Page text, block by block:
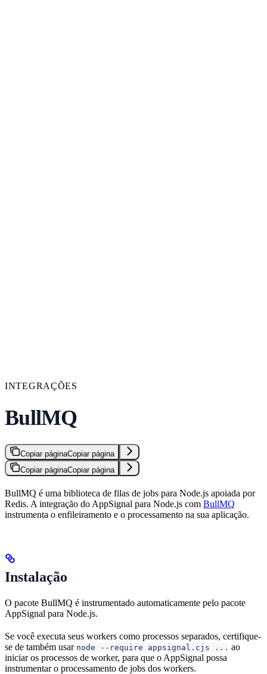
INTEGRAÇÕES
BullMQ
Copiar páginaCopiar página
Copiar páginaCopiar página
BullMQ é uma biblioteca de filas de jobs para Node.js apoiada por
Redis. A integração do AppSignal para Node.js com BullMQ
instrumenta o enfileiramento e o processamento na sua aplicação.
Instalação
O pacote BullMQ é instrumentado automaticamente pelo pacote
AppSignal para Node.js.
Se você executa seus workers como processos separados, certifique-
se de também usar node --require appsignal.cjs ... ao
iniciar os processos de worker, para que o AppSignal possa
instrumentar o processamento de jobs dos workers.